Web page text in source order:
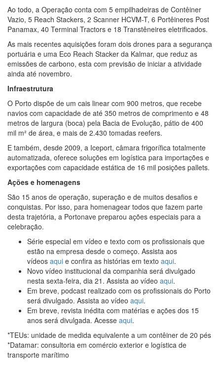
Ao todo, a Operação conta com 5 empilhadeiras de Contêiner
Vazio, 5 Reach Stackers, 2 Scanner HCVM-T, 6 Portêineres Post
Panamax, 40 Terminal Tractors e 18 Transtêneires eletrificados.
As mais recentes aquisições foram dois drones para a segurança
portuária e uma Eco Reach Stacker da Kalmar, que reduz as
emissões de carbono, esta com previsão de iniciar a atividade
ainda até novembro.
Infraestrutura
O Porto dispõe de um cais linear com 900 metros, que recebe
navios com capacidade de até 350 metros de comprimento e 48
metros de largura (boca) pela Bacia de Evolução, pátio de 400
mil m² de área, e mais de 2.430 tomadas reefers.
E também, desde 2009, a Iceport, câmara frigorífica totalmente
automatizada, oferece soluções em logística para importações e
exportações com capacidade estática de 16 mil posições pallets.
Ações e homenagens
São 15 anos de operação, superação e de muitos desafios e
conquistas. Por isso, para homenagear todos que fazem parte
desta trajetória, a Portonave preparou ações especiais para a
celebração.
Série especial em vídeo e texto com os profissionais que
estão na empresa desde o começo. Assista aos
vídeos aqui e confira as histórias em texto aqui.
Novo vídeo institucional da companhia será divulgado
nesta sexta-feira, dia 21. Assista ao vídeo aqui.
Em breve, podcast realizado com os profissionais do Porto
será divulgado. Assista ao vídeo aqui.
Em breve, revista inédita com matérias e ações dos 15
anos será divulgada. Acesse aqui.
*TEUs: unidade de medida equivalente a um contêiner de 20 pés
*Datamar: consultoria em comércio exterior e logística de
transporte marítimo